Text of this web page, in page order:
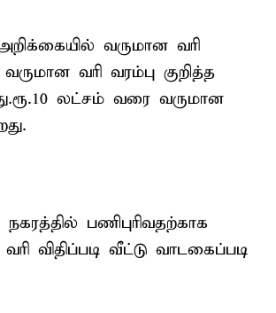
வருமான வரி
வரி வரம்பு குறித்த
லட்சம் வரை வருமான
பணிபுரிவதற்காக
விதிப்படி வீட்டு வாடகைப்படி